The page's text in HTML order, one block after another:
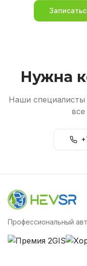
Нужна
Наши специалисты
Профессиональный